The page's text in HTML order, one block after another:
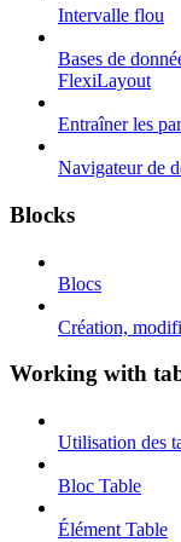
Intervalle flou
Bases de
FlexiLayout
Entraîner les
Navigateur de
Blocks
Blocs
Création,
Working with
Utilisation des
Bloc Table
Élément Table